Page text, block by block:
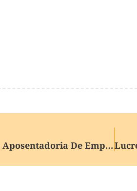
STF Suspende Julgamento Sobre Aposentadoria De Empregado Público